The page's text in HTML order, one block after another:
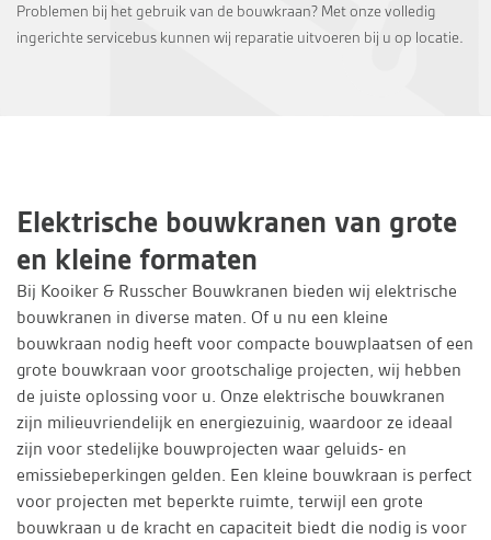
Problemen bij het gebruik van de bouwkraan? Met onze volledig
ingerichte servicebus kunnen wij reparatie uitvoeren bij u op locatie.
Elektrische bouwkranen van grote
en kleine formaten
Bij Kooiker & Russcher Bouwkranen bieden wij elektrische
bouwkranen in diverse maten. Of u nu een kleine
bouwkraan nodig heeft voor compacte bouwplaatsen of een
grote bouwkraan voor grootschalige projecten, wij hebben
de juiste oplossing voor u. Onze elektrische bouwkranen
zijn milieuvriendelijk en energiezuinig, waardoor ze ideaal
zijn voor stedelijke bouwprojecten waar geluids- en
emissiebeperkingen gelden. Een kleine bouwkraan is perfect
voor projecten met beperkte ruimte, terwijl een grote
bouwkraan u de kracht en capaciteit biedt die nodig is voor